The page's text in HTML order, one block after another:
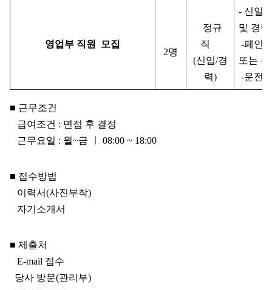
영업부 직원 모집
2명
정규
직
(신입/경
력)
- 신일
및 경
-페인
또는
-운전
■ 근무조건
급여조건 : 면접 후 결정
근무요일 : 월~금 ㅣ 08:00 ~ 18:00
■ 접수방법
이력서(사진부착)
자기소개서
■ 제출처
E-mail 접수
당사 방문(관리부)